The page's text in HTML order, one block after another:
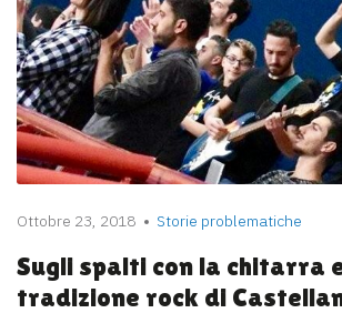
Ottobre 23, 2018 Storie problematiche
Sugli spalti con la chitarra
tradizione rock di